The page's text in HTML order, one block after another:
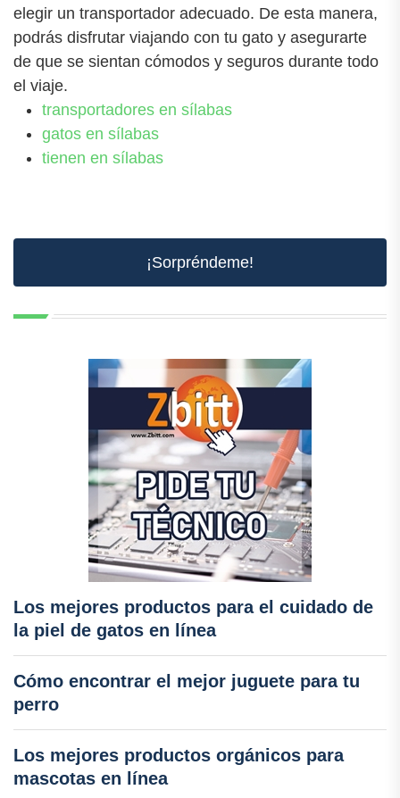
elegir un transportador adecuado. De esta manera,
podrás disfrutar viajando con tu gato y asegurarte
de que se sientan cómodos y seguros durante todo
el viaje.
transportadores en sílabas
gatos en sílabas
tienen en sílabas
¡Sorpréndeme!
Los mejores productos para el cuidado de
la piel de gatos en línea
Cómo encontrar el mejor juguete para tu
perro
Los mejores productos orgánicos para
mascotas en línea